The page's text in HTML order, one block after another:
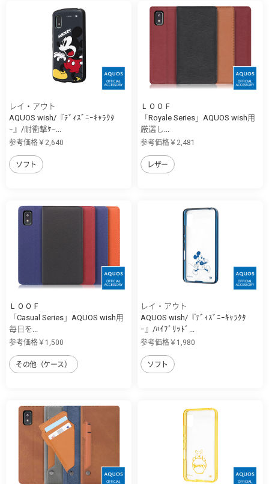
レイ・アウト
AQUOS wish/『ﾃﾞｨｽﾞﾆｰｷｬﾗｸﾀ
ｰ』/耐衝撃ｹｰ...
参考価格￥2,640
ソフト
ＬＯＯＦ
「Royale Series」AQUOS wish用
厳選し...
参考価格￥2,481
レザー
ＬＯＯＦ
「Casual Series」AQUOS wish用
毎日を...
参考価格￥1,500
その他（ケース）
レイ・アウト
AQUOS wish/『ﾃﾞｨｽﾞﾆｰｷｬﾗｸﾀ
ｰ』/ﾊｲﾌﾞﾘｯﾄﾞ...
参考価格￥1,980
ソフト